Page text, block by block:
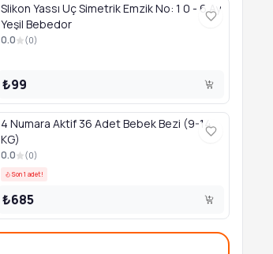
Slikon Yassı Uç Simetrik Emzik No: 1 0 - 6 Ay
Yeşil Bebedor
0.0 (0)
₺99
4 Numara Aktif 36 Adet Bebek Bezi (9-14
KG)
0.0 (0)
Son 1 adet!
₺685